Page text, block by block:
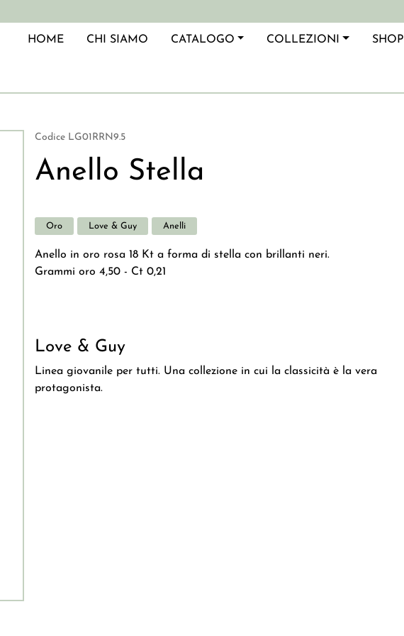
principale
HOME CHI SIAMO CATALOGO COLLEZIONI SHOP
Codice LG01RRN9.5
Anello Stella
Oro Love & Guy Anelli
Anello in oro rosa 18 Kt a forma di stella con brillanti neri.
Grammi oro 4,50 - Ct 0,21
Love & Guy
Linea giovanile per tutti. Una collezione in cui la classicità è la vera
protagonista.